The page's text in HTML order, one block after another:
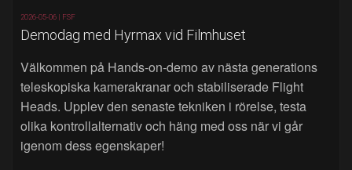
2026-05-06 | FSF
Demodag med Hyrmax vid Filmhuset
Välkommen på Hands‑on‑demo av nästa generations
teleskopiska kamerakranar och stabiliserade Flight
Heads. Upplev den senaste tekniken i rörelse, testa
olika kontrollalternativ och häng med oss när vi går
igenom dess egenskaper!